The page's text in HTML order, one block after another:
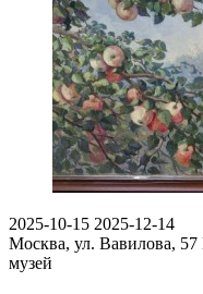
2025-10-15 2025-12-14
Москва, ул. Вавилова, 57
музей